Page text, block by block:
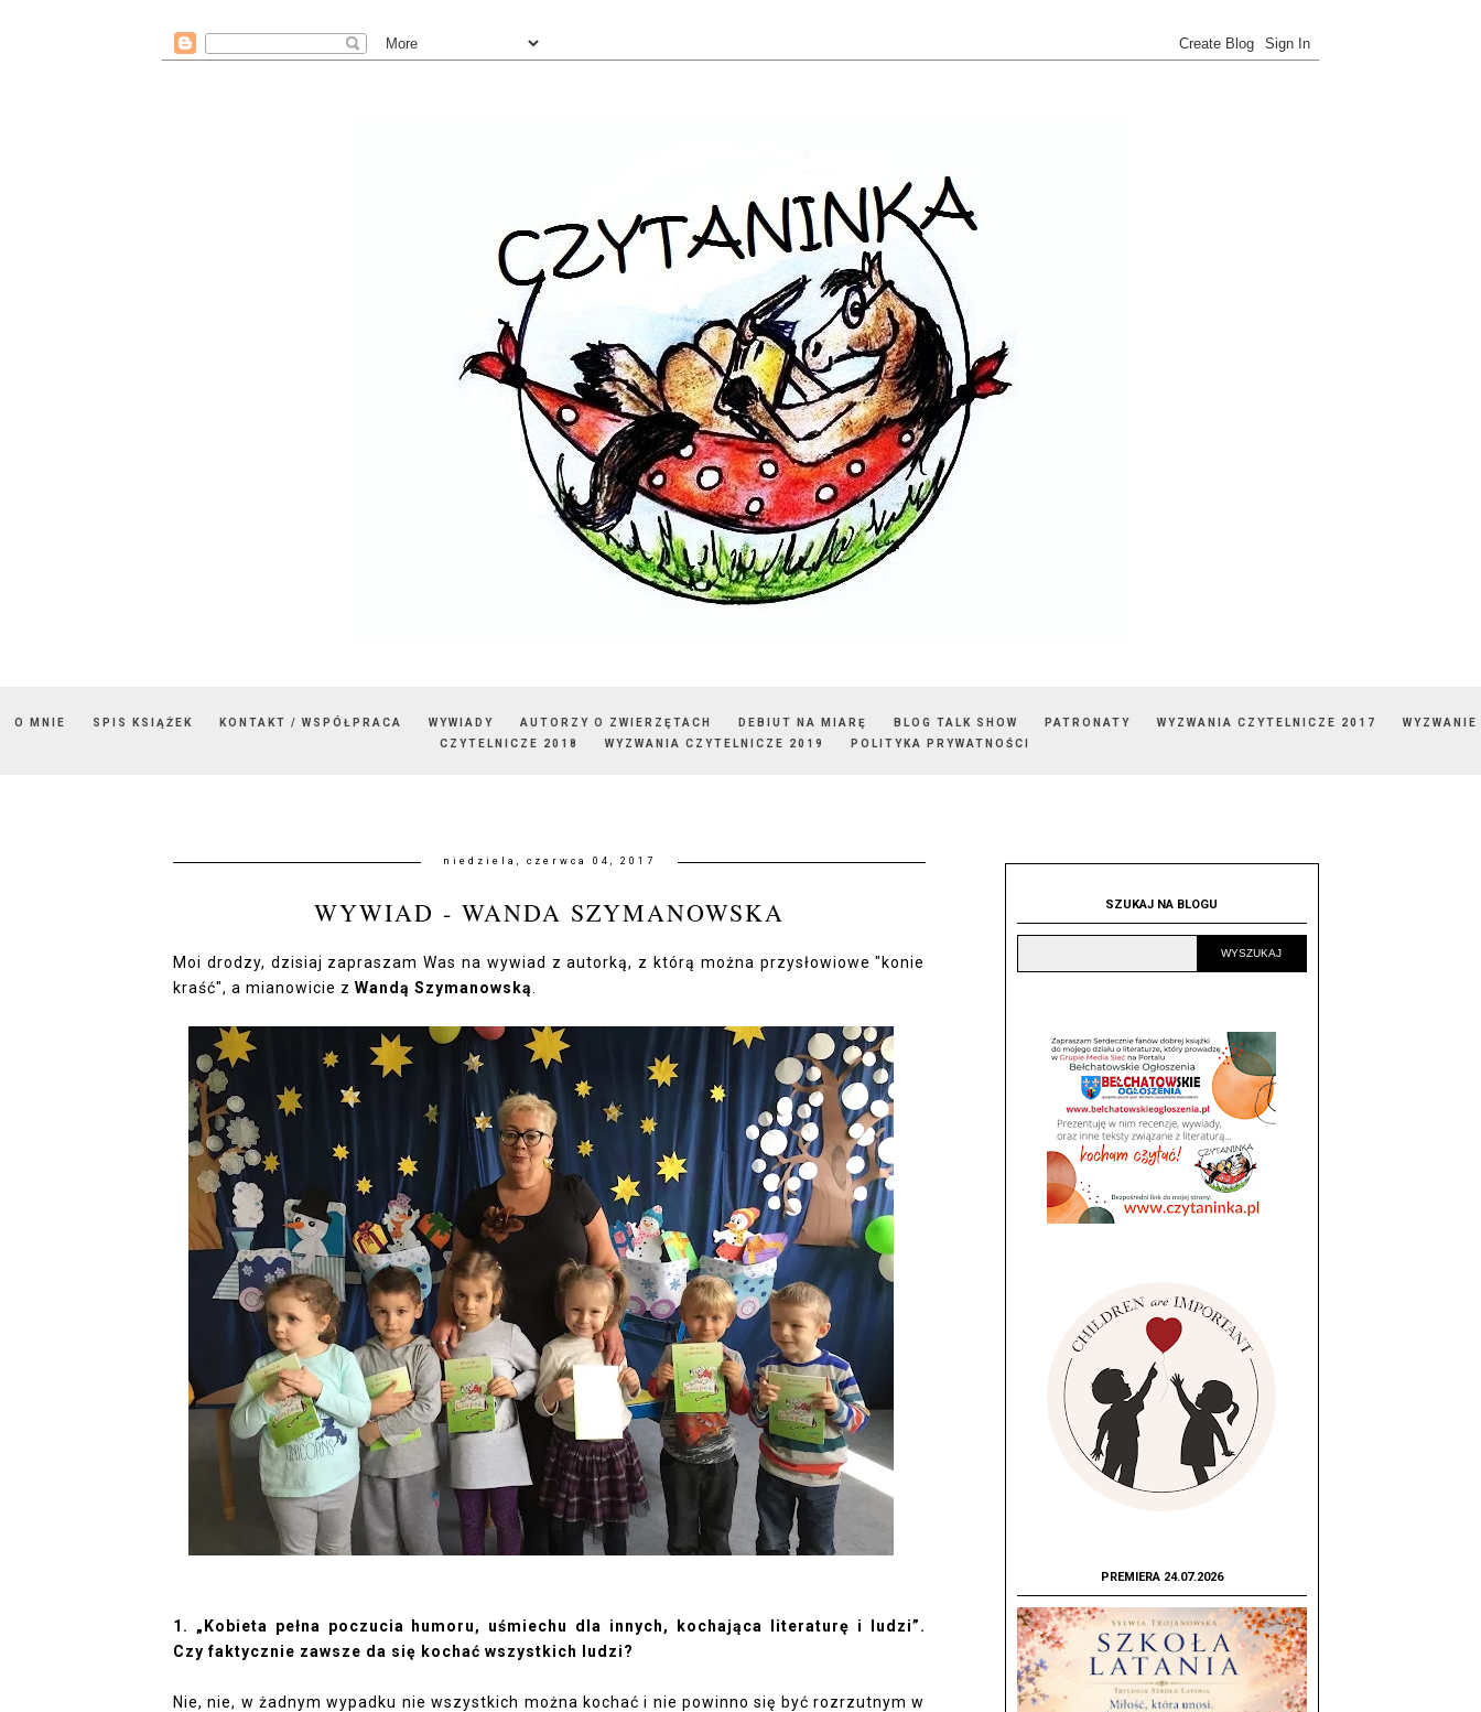
O MNIE SPIS KSIĄŻEK KONTAKT / WSPÓŁPRACA WYWIADY AUTORZY O ZWIERZĘTACH DEBIUT NA MIARĘ BLOG TALK SHOW PATRONATY WYZWANIA CZYTELNICZE 2017
WYZWANIE
CZYTELNICZE 2018
WYZWANIA CZYTELNICZE 2019 POLITYKA PRYWATNOŚCI
niedziela, czerwca 04, 2017
WYWIAD - WANDA SZYMANOWSKA
Moi drodzy, dzisiaj zapraszam Was na wywiad z autorką, z którą można przysłowiowe "konie
kraść", a mianowicie z Wandą Szymanowską
1. „Kobieta pełna poczucia humoru, uśmiechu dla innych, kochająca literaturę i ludzi”.
Czy faktycznie zawsze da się kochać wszystkich ludzi?
Nie, nie, w żadnym wypadku nie wszystkich można kochać i nie powinno się być rozrzutnym w
SZUKAJ NA BLOGU
PREMIERA 24.07.2026